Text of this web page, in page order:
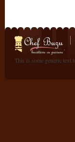
This is some generic text